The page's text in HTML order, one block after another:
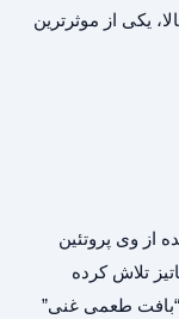
یکی از موثرترین
از وی پروتئین
تلاش کرده
طعمی غنی”